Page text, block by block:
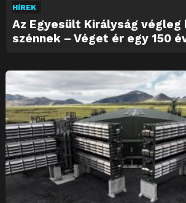
HÍREK
Az Egyesült Királyság végleg
szénnek – Véget ér egy 150